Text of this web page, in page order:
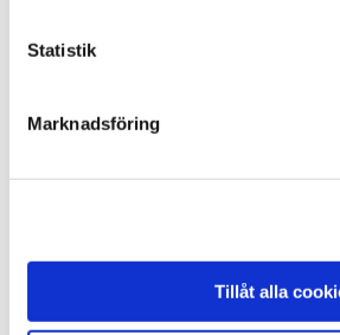
Statistik
Marknadsföring
Tillåt alla
investeringskostnaden beror
besparingar du kommer att göra.
8. Buller
omgivningen. De flesta människor
Har du möjlighet att provlyssna en
gör gärna det.